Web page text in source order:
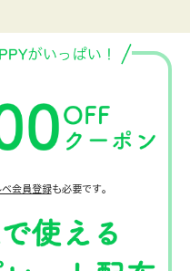
会員登録も必要です。